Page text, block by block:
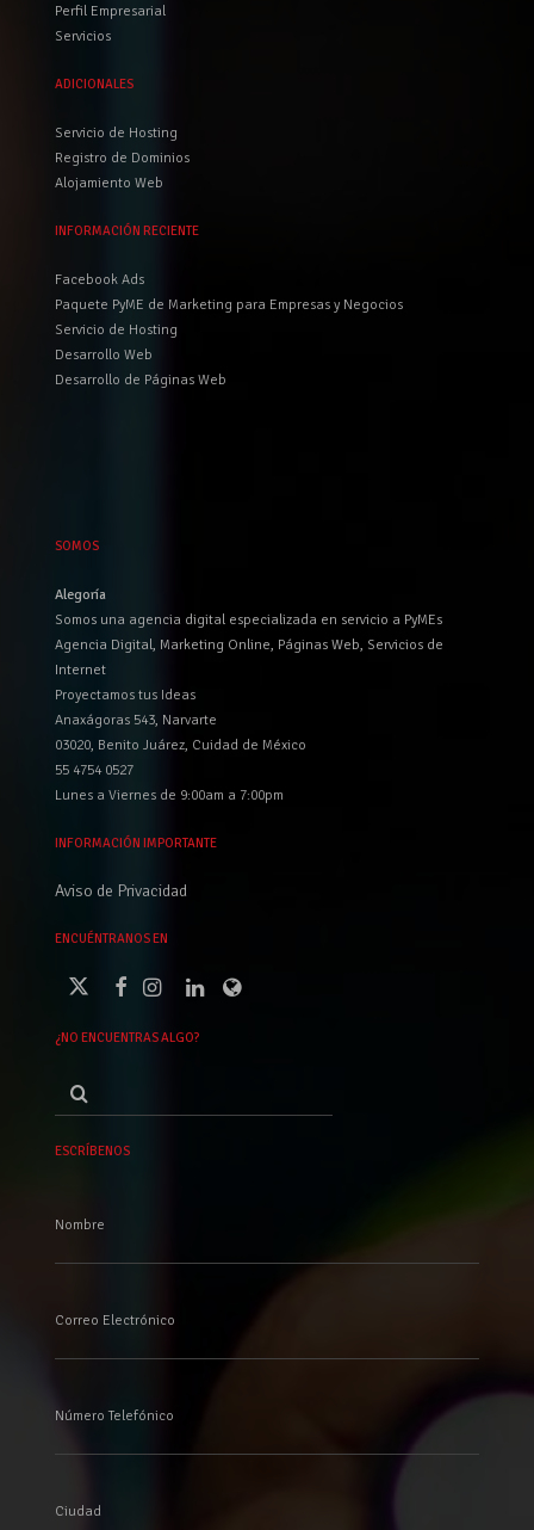
Perfil Empresarial
Servicios
ADICIONALES
Servicio de Hosting
Registro de Dominios
Alojamiento Web
INFORMACIÓN RECIENTE
Facebook Ads
Paquete PyME de Marketing para Empresas y Negocios
Servicio de Hosting
Desarrollo Web
Desarrollo de Páginas Web
SOMOS
Alegoría
Somos una agencia digital especializada en servicio a PyMEs
Agencia Digital, Marketing Online, Páginas Web, Servicios de
Internet
Proyectamos tus Ideas
Anaxágoras 543, Narvarte
03020, Benito Juárez, Cuidad de México
55 4754 0527
Lunes a Viernes de 9:00am a 7:00pm
INFORMACIÓN IMPORTANTE
Aviso de Privacidad
ENCUÉNTRANOS EN
¿NO ENCUENTRAS ALGO?
Buscar
por:
ESCRÍBENOS
Nombre
Correo Electrónico
Número Telefónico
Ciudad